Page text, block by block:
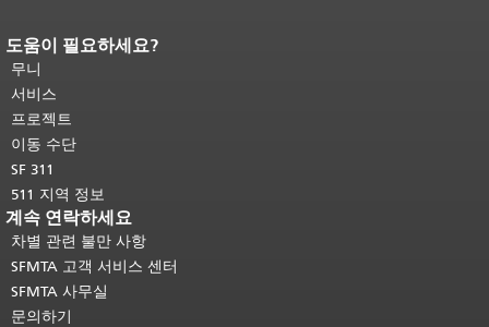
페이지 내용 끝입니다.이 페이지의 나
머지 내용은 모든 페이지에 반복됩니
다.메인 콘텐츠 상단으로 돌아가려면
여기를 클릭하십시오
도움이 필요하세요?
무니
서비스
프로젝트
이동 수단
SF 311
511 지역 정보
계속 연락하세요
차별 관련 불만 사항
SFMTA 고객 서비스 센터
SFMTA 사무실
문의하기